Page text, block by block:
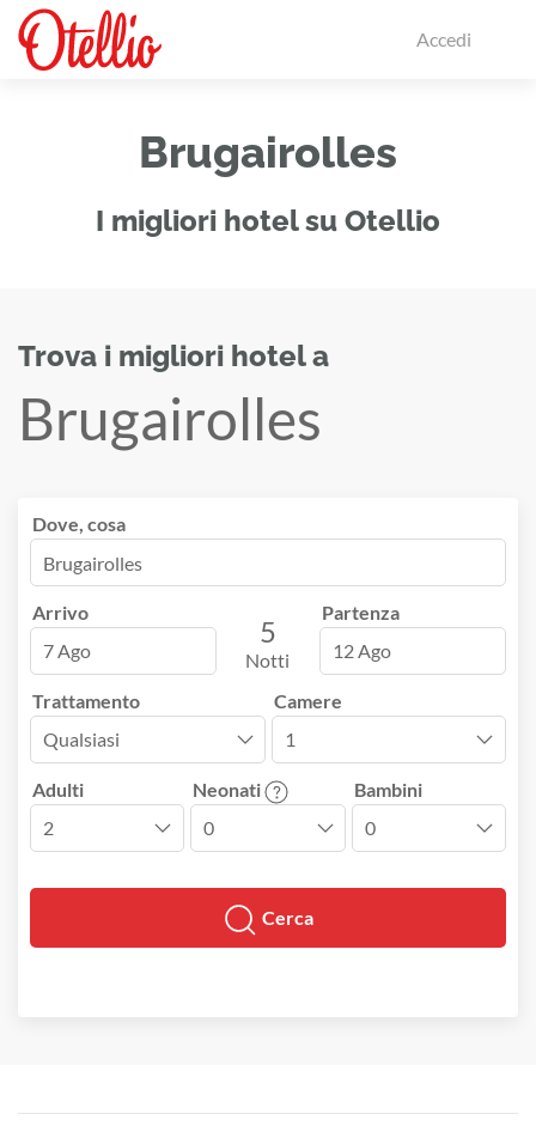
Accedi
Brugairolles
I migliori hotel su Otellio
Trova i migliori hotel a
Brugairolles
Dove, cosa
Arrivo
7 Ago
5
Notti
Partenza
12 Ago
Trattamento Camere
Adulti Neonati Bambini
Cerca